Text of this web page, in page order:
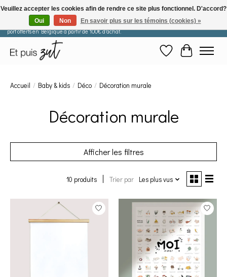
Les commandes passées après le 29 juillet seront expédiées à partir du 11 août. Frais de
port offerts en Belgique à partir de 100€ d'achat.
Liste de souhaits
Panier
Accueil / Baby & kids / Déco / Décoration murale
Décoration murale
Afficher les filtres
10 produits Trier par Les plus vus
Veuillez accepter les cookies afin de rendre ce site plus fonctionnel. D'accord?
Oui
Non En savoir plus sur les témoins (cookies) »